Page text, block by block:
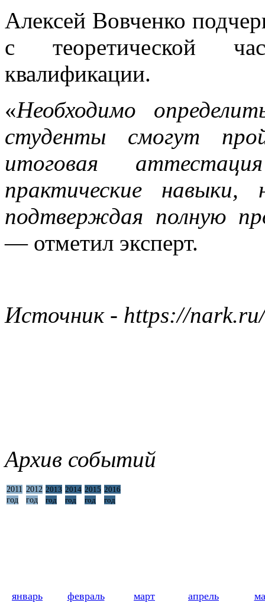
Алексей Вовченко
с теоретической
квалификации.
«Необходимо
студенты смогут
итоговая
практические навыки,
подтверждая полную
— отметил эксперт.
Источник - https://
Архив событий
2011
год
2012
год
2013
год
2014
год
2015
год
2016
год
январь февраль март апрель